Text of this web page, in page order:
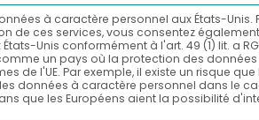
à caractère personnel aux États-Unis.
de ces services, vous consentez
Unis conformément à l'art. 49 (1) lit. a
un pays où la protection des
de l'UE. Par exemple, il existe un risque que
données à caractère personnel dans le
que les Européens aient la possibilité